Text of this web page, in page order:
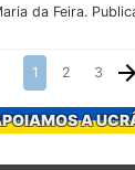
da Feira.
1 2 3
A